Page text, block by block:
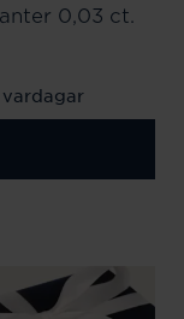
0,03 ct.
vardagar